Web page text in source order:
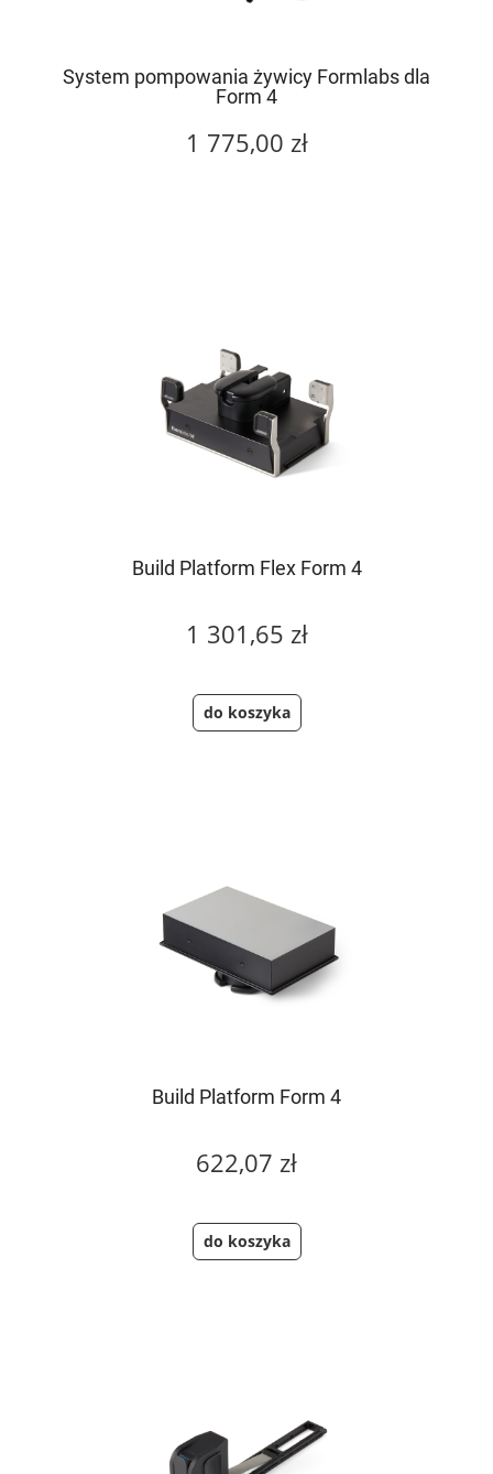
System pompowania żywicy Formlabs dla
Form 4
1 775,00 zł
Build Platform Flex Form 4
1 301,65 zł
do koszyka
Build Platform Form 4
622,07 zł
do koszyka